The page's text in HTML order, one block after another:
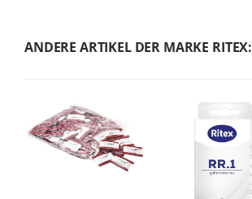
ANDERE ARTIKEL DER MARKE RITEX: